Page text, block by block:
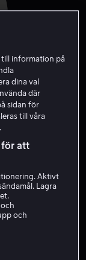
till information på
dina val
där
sidan för
till våra
för att
Aktivt
Lagra
och